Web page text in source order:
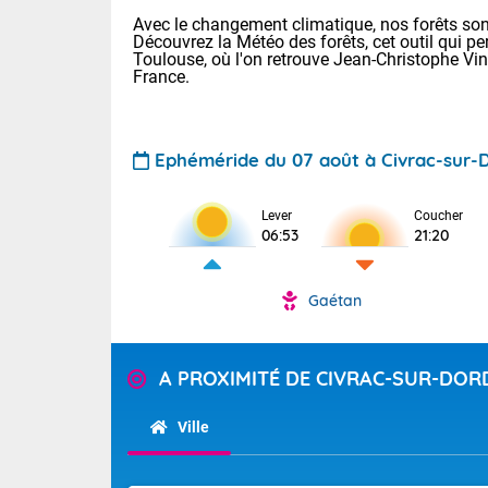
Avec le changement climatique, nos forêts
Découvrez la Météo des forêts, cet outil qui
Toulouse, où l'on retrouve Jean-Christophe
France.
Ephéméride du 07 août à Civrac-sur-
Lever
06:53
Coucher
21:20
Gaétan
A PROXIMITÉ DE CIVRAC-SUR-
Ville
Voici les
22/14 Paris :
Clermont-Fd
Limoges :
Lille : 25/15
Très
(74), Var